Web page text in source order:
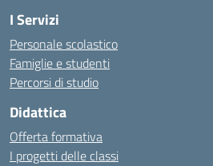
I Servizi
Personale scolastico
Famiglie e studenti
Percorsi di studio
Didattica
Offerta formativa
I progetti delle classi